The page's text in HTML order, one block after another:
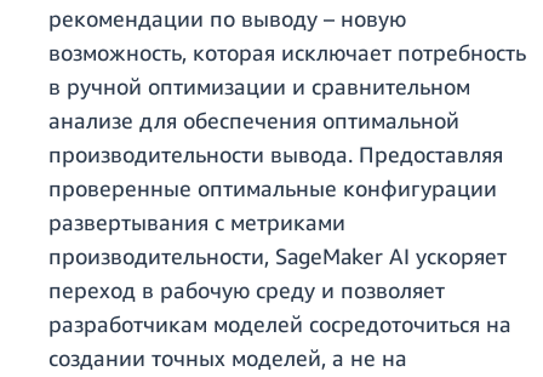
рекомендации по выводу – новую
возможность, которая исключает потребность
в ручной оптимизации и сравнительном
анализе для обеспечения оптимальной
производительности вывода. Предоставляя
проверенные оптимальные конфигурации
развертывания с метриками
производительности, SageMaker AI ускоряет
переход в рабочую среду и позволяет
разработчикам моделей сосредоточиться на
создании точных моделей, а не на